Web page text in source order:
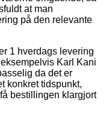
at man
på den relevante
1 hverdags levering
Karl Kani
da det er
konkret tidspunkt,
bestillingen klargjort